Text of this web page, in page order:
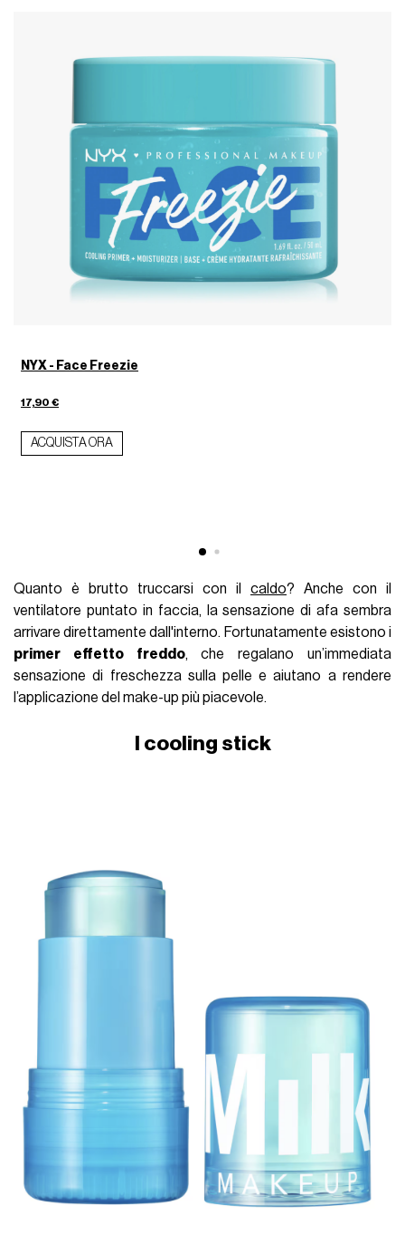
NYX - Face Freezie
17,90 €
ACQUISTA ORA
Quanto è brutto truccarsi con il caldo? Anche con il
ventilatore puntato in faccia, la sensazione di afa sembra
arrivare direttamente dall'interno. Fortunatamente esistono i
primer effetto freddo, che regalano un’immediata
sensazione di freschezza sulla pelle e aiutano a rendere
l’applicazione del make-up più piacevole.
I cooling stick